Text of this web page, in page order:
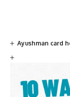
Ayushman card